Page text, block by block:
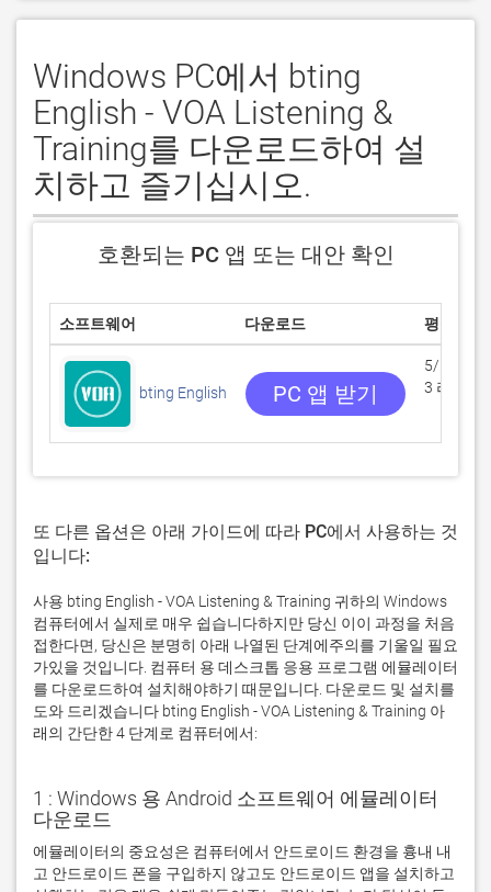
Windows PC에서 bting
English - VOA Listening &
Training를 다운로드하여 설
치하고 즐기십시오.
호환되는 PC 앱 또는 대안 확인
소프트웨어 다운로드 평점
bting English PC 앱 받기
5/5
3 리뷰
또 다른 옵션은 아래 가이드에 따라 PC에서 사용하는 것
입니다:
사용 bting English - VOA Listening & Training 귀하의 Windows
컴퓨터에서 실제로 매우 쉽습니다하지만 당신 이이 과정을 처음
접한다면, 당신은 분명히 아래 나열된 단계에주의를 기울일 필요
가있을 것입니다. 컴퓨터 용 데스크톱 응용 프로그램 에뮬레이터
를 다운로드하여 설치해야하기 때문입니다. 다운로드 및 설치를
도와 드리겠습니다 bting English - VOA Listening & Training 아
래의 간단한 4 단계로 컴퓨터에서:
1 : Windows 용 Android 소프트웨어 에뮬레이터
다운로드
에뮬레이터의 중요성은 컴퓨터에서 안드로이드 환경을 흉내 내
고 안드로이드 폰을 구입하지 않고도 안드로이드 앱을 설치하고